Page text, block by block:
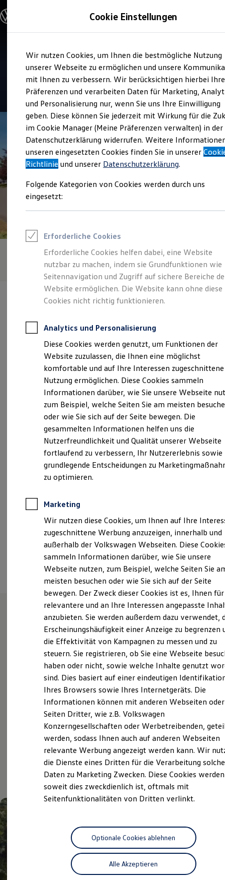
Hauptinhalt
springen
Footer
springen
Modelle & Konfigurator
Nutzfahrzeugkategorien entdecken
Modelle konfigurieren
Vorgängermodelle und Oldtimer
Vorgängermodelle
Oldtimer
Bulli Historie
Branchenlösungen & Gewerbekunden
Umbaulösungen und Hersteller finden
Auf- und Umbauten entdecken & konfigurieren
Groß- und Sonderkunden
Großkunden
Kommunen & Behörden
Journalisten
Sportvereine
Branchenlösungen
Gewerbliche Personenbeförderung
Service & mobile Werkstätten
Kühlfahrzeuge
ONE Business ID Vorteile
Fahrzeugsuche & Marktplatz
Fahrzeugsuche
Fahrzeuge online kaufen
Digitaler Marktplatz
Kauf & Finanzierung
Online-Fahrzeugbewertung
Aktionen & Angebote
Für Gewerbekunden
Profi Paket
TopDeal
Gebrauchtwagen
ProfiPartner für Gebrauchtwagen
Zertifizierte Gebrauchtwagen
Finanzierung
Für Privatkunden
Für Gewerbekunden
Leasing
Für Privatkunden
Für Gewerbekunden
Versicherungen & Garantien
Garantien
Kfz-Versicherung für Nutzfahrzeuge
Restschuldversicherung
Wartungsverträge
Besitzer & Service
Sommer-Special
Reparatur, Pflege & Inspektion
Servicetermin anfragen
Service-Vorteile bei Volkswagen Nutzfahrzeuge
Economy Service
Räder & Reifen Service
Ersatzfahrzeuge
Notdienst und Pannenhilfe
Software, Konnektivität & Apps
California App
VW Connect für Ihren ID. Buzz
VW Connect für Ihren Transporter/Caravelle
VW Connect für Ihren Amarok
VW Connect für andere Modelle
Connect Pro
Fleet Interface Data
Multistop Pathfinder
Übersicht Software Updates
Hilfreiches für Besitzer
Fahrerassistenz- und Sicherheitssysteme
Kontrollleuchten
Kurzfahrprofile und Ölverdünnung
Batterieverordnung
XTL-Dieselkraftstoff
Ersatzteile und Betriebsflüssigkeiten
Original Zubehör und Lifestyle Produkte
myVolkswagen Business
Elektrisch & Autonom
Elektro - & Hybridfahrzeuge
Klimafreundlicher Strom
Ladezeitensimulator
Ladelösungen für Privatkunden
Ladelösungen für Gewerbekunden
Wallbox und Ladekabel
Bidirektionales Laden
Förderung & Kosten der Elektrofahrzeuge
Service
Autohaus Schüler
4.8| 47 Bewertungen
Verantwortlich für die Inhalte auf dieser Seite ist die Autohaus
Schüler - Co. GmbH (Impressum & Rechtliches
Am Schmelzbach 81, 08112 Wilkau-Haßlau
info.wh@autohaus-schueler.de
+49 375 692120
Montag-Freitag 06:30-18:00 Uhr
Samstag
08:00 -12:00 Uhr
Ansprechpartner
Termin vereinbaren
Unsere Leistungenim
Überblick
Service
Volkswagen Economy
Service
Aktuelle Highlights
und Angebote
Cookie Einstellungen
Wir nutzen Cookies, um Ihnen die bestmögliche Nutzung
unserer Webseite zu ermöglichen und unsere
mit Ihnen zu verbessern. Wir berücksichtigen hierbei Ihre
Präferenzen und verarbeiten Daten für Marketing,
und Personalisierung nur, wenn Sie uns Ihre Einwilligung
geben. Diese können Sie jederzeit mit Wirkung für die
im Cookie Manager (Meine Präferenzen verwalten) in der
Datenschutzerklärung widerrufen. Weitere
unseren eingesetzten Cookies finden Sie in unserer
Richtlinie und unserer Datenschutzerklärung.
Folgende Kategorien von Cookies werden durch uns
eingesetzt:
Erforderliche Cookies
Erforderliche Cookies helfen dabei, eine Website
nutzbar zu machen, indem sie Grundfunktionen wie
Seitennavigation und Zugriff auf sichere Bereiche
Website ermöglichen. Die Website kann ohne diese
Cookies nicht richtig funktionieren.
Analytics und Personalisierung
Diese Cookies werden genutzt, um Funktionen der
Website zuzulassen, die Ihnen eine möglichst
komfortable und auf Ihre Interessen zugeschnittene
Nutzung ermöglichen. Diese Cookies sammeln
Informationen darüber, wie Sie unsere Webseite
zum Beispiel, welche Seiten Sie am meisten
oder wie Sie sich auf der Seite bewegen. Die
gesammelten Informationen helfen uns die
Nutzerfreundlichkeit und Qualität unserer Webseite
fortlaufend zu verbessern, Ihr Nutzererlebnis sowie
grundlegende Entscheidungen zu
zu optimieren.
Marketing
Wir nutzen diese Cookies, um Ihnen auf Ihre
zugeschnittene Werbung anzuzeigen, innerhalb und
außerhalb der Volkswagen Webseiten. Diese
sammeln Informationen darüber, wie Sie unsere
Webseite nutzen, zum Beispiel, welche Seiten Sie
meisten besuchen oder wie Sie sich auf der Seite
bewegen. Der Zweck dieser Cookies ist es, Ihnen für
relevantere und an Ihre Interessen angepasste
anzubieten. Sie werden außerdem dazu verwendet,
Erscheinungshäufigkeit einer Anzeige zu begrenzen
die Effektivität von Kampagnen zu messen und zu
steuern. Sie registrieren, ob Sie eine Webseite
haben oder nicht, sowie welche Inhalte genutzt
sind. Dies basiert auf einer eindeutigen
Ihres Browsers sowie Ihres Internetgeräts. Die
Informationen können mit anderen Webseiten oder
Seiten Dritter, wie z.B. Volkswagen
Konzerngesellschaften oder Werbetreibenden,
werden, sodass Ihnen auch auf anderen Webseiten
relevante Werbung angezeigt werden kann. Wir
die Dienste eines Dritten für die Verarbeitung
Daten zu Marketing Zwecken. Diese Cookies
soweit dies zweckdienlich ist, oftmals mit
Seitenfunktionalitäten von Dritten verlinkt.
Alle Akzeptieren
Optionale Cookies ablehnen